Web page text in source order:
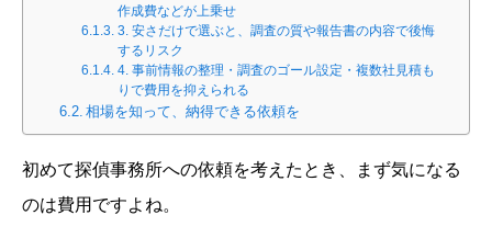
作成費などが上乗せ
3. 安さだけで選ぶと、調査の質や報告書の内容で後悔
するリスク
4. 事前情報の整理・調査のゴール設定・複数社見積も
りで費用を抑えられる
相場を知って、納得できる依頼を
初めて探偵事務所への依頼を考えたとき、まず気になる
のは費用ですよね。